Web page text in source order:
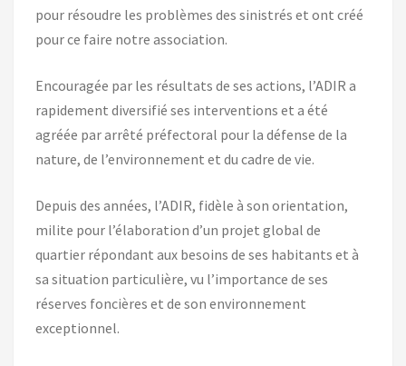
pour résoudre les problèmes des sinistrés et ont créé
pour ce faire notre association.
Encouragée par les résultats de ses actions, l’ADIR a
rapidement diversifié ses interventions et a été
agréée par arrêté préfectoral pour la défense de la
nature, de l’environnement et du cadre de vie.
Depuis des années, l’ADIR, fidèle à son orientation,
milite pour l’élaboration d’un projet global de
quartier répondant aux besoins de ses habitants et à
sa situation particulière, vu l’importance de ses
réserves foncières et de son environnement
exceptionnel.